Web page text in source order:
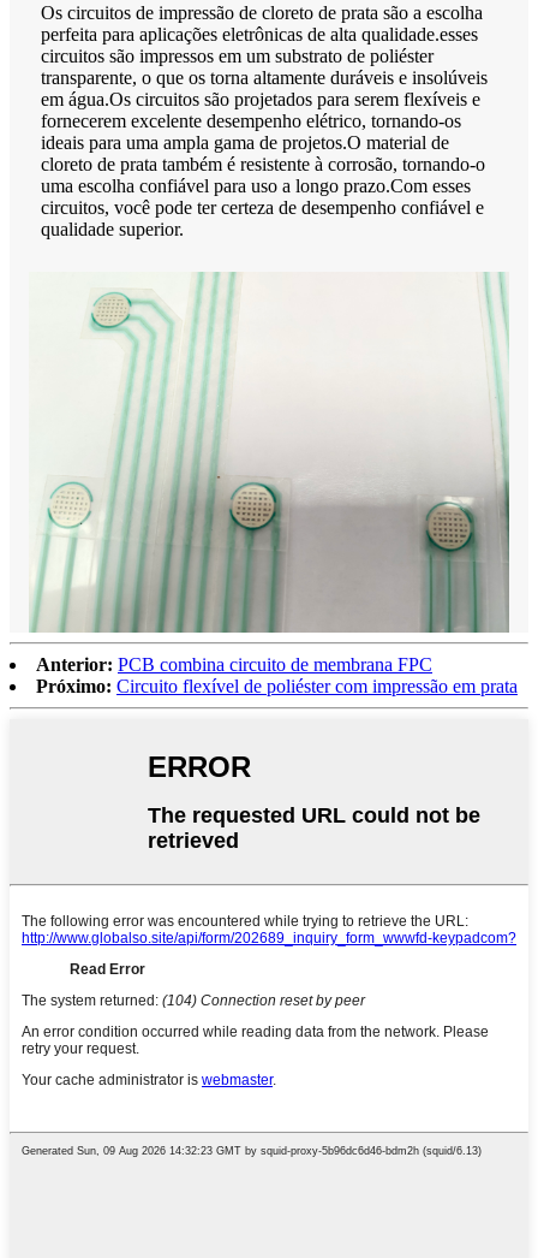
Os circuitos de impressão de cloreto de prata são a escolha
perfeita para aplicações eletrônicas de alta qualidade.esses
circuitos são impressos em um substrato de poliéster
transparente, o que os torna altamente duráveis ​​e insolúveis
em água.Os circuitos são projetados para serem flexíveis e
fornecerem excelente desempenho elétrico, tornando-os
ideais para uma ampla gama de projetos.O material de
cloreto de prata também é resistente à corrosão, tornando-o
uma escolha confiável para uso a longo prazo.Com esses
circuitos, você pode ter certeza de desempenho confiável e
qualidade superior.
Anterior: PCB combina circuito de membrana FPC
Próximo: Circuito flexível de poliéster com impressão em prata